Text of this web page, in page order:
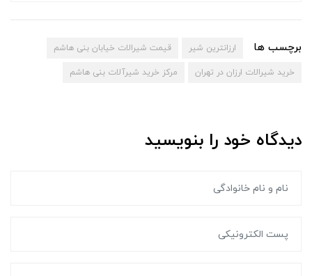
برچسب ها ارزانترین شیر قیمت شیرالات خیابان بنی هاشم
خرید شیرالات ارزان در تهران مرکز خرید شیرآلات بنی هاشم
دیدگاه خود را بنویسید